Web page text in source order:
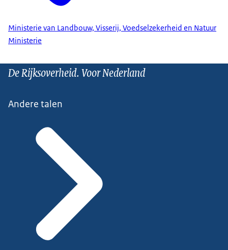
Ministerie van Landbouw, Visserij, Voedselzekerheid en Natuur
Ministerie
De Rijksoverheid. Voor Nederland
Andere talen